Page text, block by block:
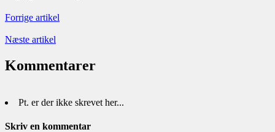
Forrige artikel
Næste artikel
Kommentarer
Pt. er der ikke skrevet her...
Skriv en kommentar